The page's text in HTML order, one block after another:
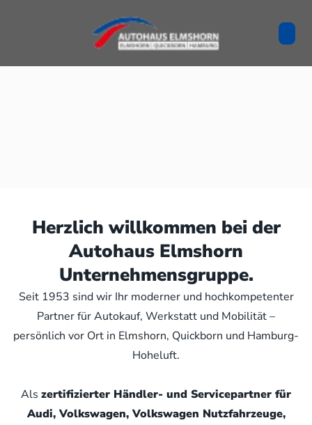
Herzlich willkommen bei der
Autohaus Elmshorn
Unternehmensgruppe.
Seit 1953 sind wir Ihr moderner und hochkompetenter
Partner für Autokauf, Werkstatt und Mobilität –
persönlich vor Ort in Elmshorn, Quickborn und Hamburg-
Hoheluft.
Als zertifizierter Händler- und Servicepartner für
Audi, Volkswagen, Volkswagen Nutzfahrzeuge,